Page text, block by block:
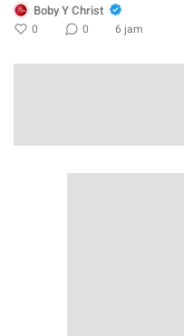
Boby Y Christ
0 0 6 jam